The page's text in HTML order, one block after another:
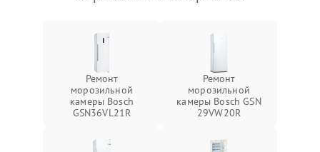
Ремонт
морозильной
камеры Bosch
GSN36VL21R
Ремонт
морозильной
камеры Bosch GSN
29VW20R